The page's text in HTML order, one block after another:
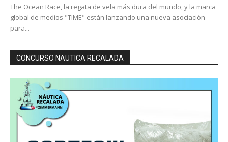
The Ocean Race, la regata de vela más dura del mundo, y la marca
global de medios "TIME" están lanzando una nueva asociación
para...
CONCURSO NAUTICA RECALADA